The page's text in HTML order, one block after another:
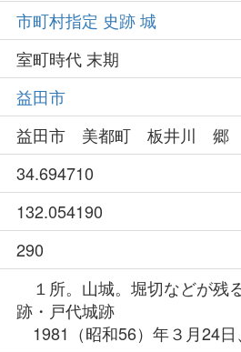
市町村指定 史跡 城
室町時代 末期
益田市
益田市 美都町 板井川 郷
34.694710
132.054190
290
１所。山城。堀切などが残
跡・戸代城跡
1981（昭和56）年３月24日